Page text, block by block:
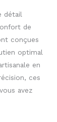
détail
de
conçues
optimal
en
ces
avez